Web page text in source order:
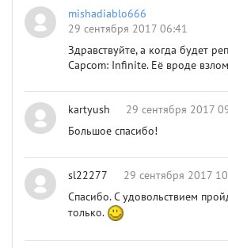
mishadiablo666
29 сентября 2017 06:41
Здравствуйте, а когда будет
Capcom: Infinite. Её вроде
kartyush
29 сентября 2017
Большое спасибо!
sl22277
29 сентября 2017
Спасибо. С удовольствием
только.